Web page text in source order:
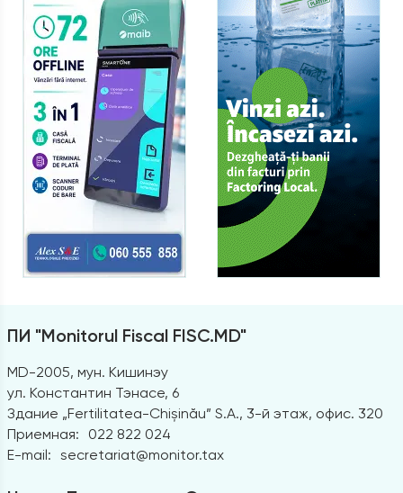
ПИ "Monitorul Fiscal FISC.MD"
MD-2005, мун. Кишинэу
ул. Константин Тэнасе, 6
Здание „Fertilitatea-Chișinău” S.A., 3-й этаж, офис. 320
Приемная:
022 822 024
E-mail: secretariat@monitor.tax